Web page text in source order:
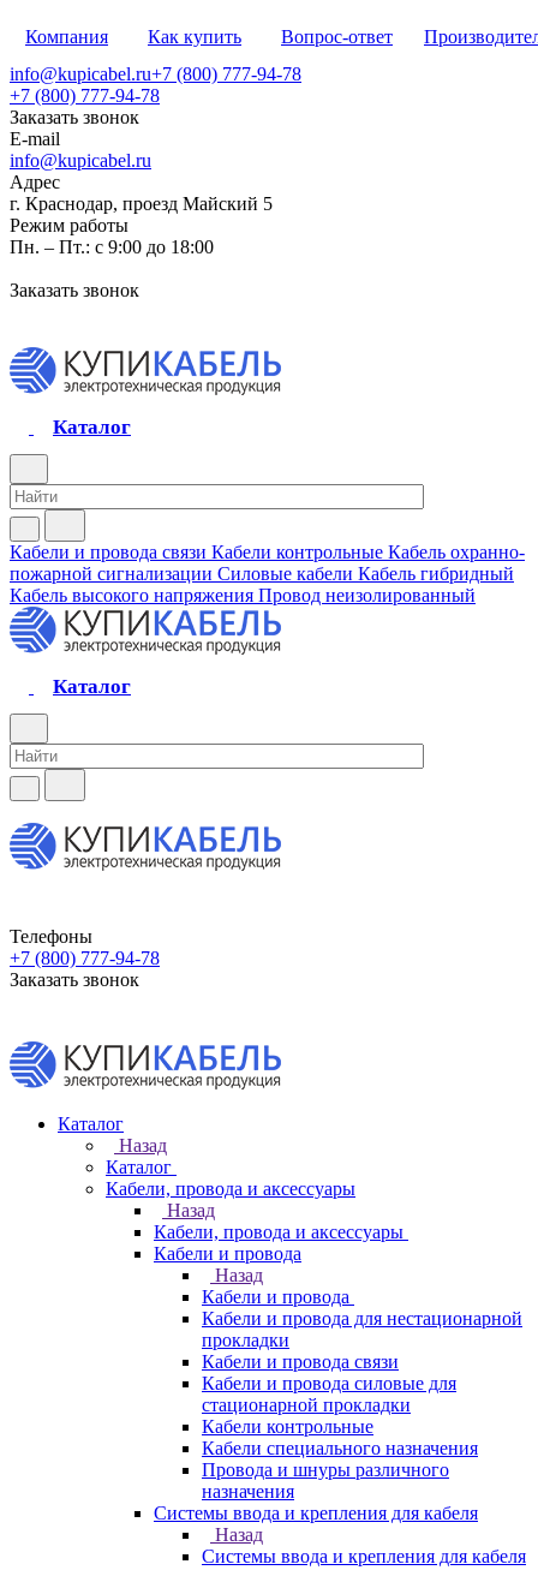
Компания Как купить Вопрос-ответ
info@kupicabel.ru+7 (800) 777-94-78
+7 (800) 777-94-78
Заказать звонок
E-mail
info@kupicabel.ru
Адрес
г. Краснодар, проезд Майский 5
Режим работы
Пн. – Пт.: с 9:00 до 18:00
Заказать звонок
Каталог
Кабели и провода связи Кабели контрольные Кабель охранно-
пожарной сигнализации Силовые кабели Кабель гибридный
Кабель высокого напряжения Провод неизолированный
Каталог
Телефоны
+7 (800) 777-94-78
Заказать звонок
Каталог
Назад
Каталог
Кабели, провода и аксессуары
Назад
Кабели, провода и аксессуары
Кабели и провода
Назад
Кабели и провода
Кабели и провода для нестационарной
прокладки
Кабели и провода связи
Кабели и провода силовые для
стационарной прокладки
Кабели контрольные
Кабели специального назначения
Провода и шнуры различного
назначения
Системы ввода и крепления для кабеля
Назад
Системы ввода и крепления для кабеля